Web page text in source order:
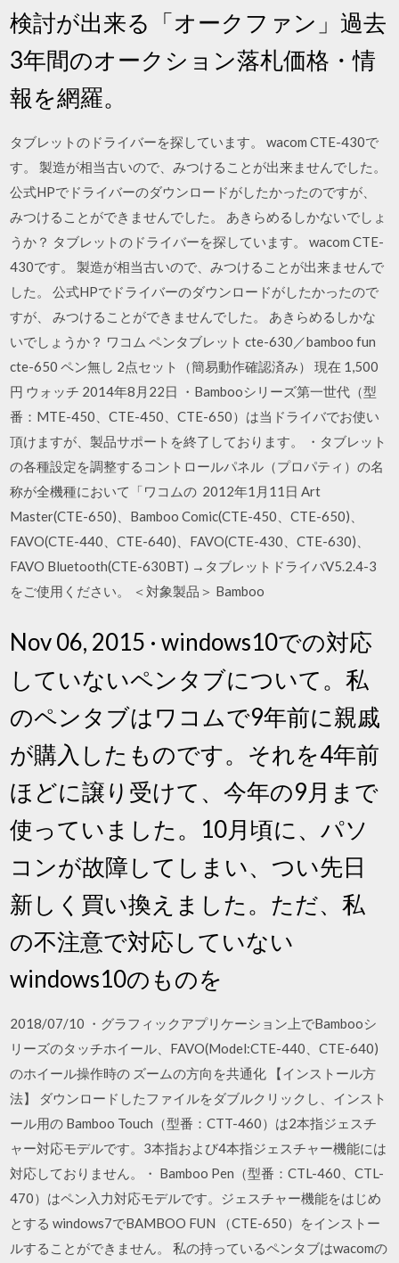
検討が出来る「オークファン」過去
3年間のオークション落札価格・情
報を網羅。
タブレットのドライバーを探しています。 wacom CTE-430で
す。 製造が相当古いので、みつけることが出来ませんでした。
公式HPでドライバーのダウンロードがしたかったのですが、
みつけることができませんでした。 あきらめるしかないでしょ
うか？ タブレットのドライバーを探しています。 wacom CTE-
430です。 製造が相当古いので、みつけることが出来ませんで
した。 公式HPでドライバーのダウンロードがしたかったので
すが、 みつけることができませんでした。 あきらめるしかな
いでしょうか？ ワコム ペンタブレット cte-630／bamboo fun
cte-650 ペン無し 2点セット（簡易動作確認済み） 現在 1,500
円 ウォッチ 2014年8月22日 ・Bambooシリーズ第一世代（型
番：MTE-450、CTE-450、CTE-650）は当ドライバでお使い
頂けますが、製品サポートを終了しております。 ・タブレット
の各種設定を調整するコントロールパネル（プロパティ）の名
称が全機種において「ワコムの 2012年1月11日 Art
Master(CTE-650)、Bamboo Comic(CTE-450、CTE-650)、
FAVO(CTE-440、CTE-640)、FAVO(CTE-430、CTE-630)、
FAVO Bluetooth(CTE-630BT) →タブレットドライバV5.2.4-3
をご使用ください。 ＜対象製品＞ Bamboo
Nov 06, 2015 · windows10での対応
していないペンタブについて。私
のペンタブはワコムで9年前に親戚
が購入したものです。それを4年前
ほどに譲り受けて、今年の9月まで
使っていました。10月頃に、パソ
コンが故障してしまい、つい先日
新しく買い換えました。ただ、私
の不注意で対応していない
windows10のものを
2018/07/10 ・グラフィックアプリケーション上でBambooシ
リーズのタッチホイール、FAVO(Model:CTE-440、CTE-640)
のホイール操作時の ズームの方向を共通化 【インストール方
法】 ダウンロードしたファイルをダブルクリックし、インスト
ール用の Bamboo Touch（型番：CTT-460）は2本指ジェスチ
ャー対応モデルです。3本指および4本指ジェスチャー機能には
対応しておりません。・ Bamboo Pen（型番：CTL-460、CTL-
470）はペン入力対応モデルです。ジェスチャー機能をはじめ
とする windows7でBAMBOO FUN （CTE-650）をインストー
ルすることができません。 私の持っているペンタブはwacomの